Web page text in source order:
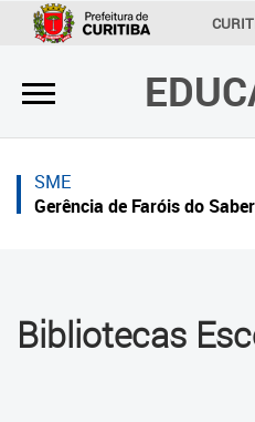
×
Inicial
Secretaria
Profissionais da educação
Contato
×
Inicial
Inicial
Secretaria
Crianças e estudantes
SME
Gerência de Faróis do
Bibliotecas